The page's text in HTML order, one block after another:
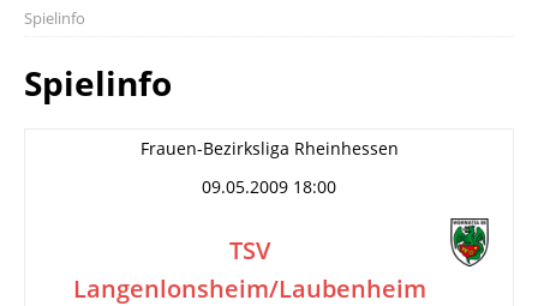
Spielinfo
Spielinfo
Frauen-Bezirksliga Rheinhessen
09.05.2009 18:00
TSV
Langenlonsheim/Laubenheim